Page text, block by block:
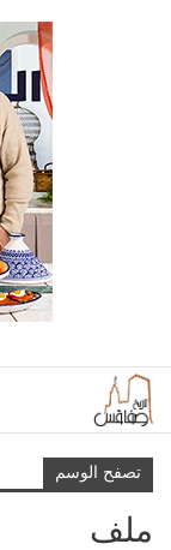
تصفح الوسم
ملف